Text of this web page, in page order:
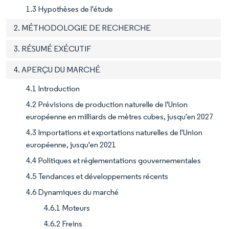
1.3 Hypothèses de l'étude
2. MÉTHODOLOGIE DE RECHERCHE
3. RÉSUMÉ EXÉCUTIF
4. APERÇU DU MARCHÉ
4.1 Introduction
4.2 Prévisions de production naturelle de l'Union
européenne en milliards de mètres cubes, jusqu'en 2027
4.3 Importations et exportations naturelles de l'Union
européenne, jusqu'en 2021
4.4 Politiques et réglementations gouvernementales
4.5 Tendances et développements récents
4.6 Dynamiques du marché
4.6.1 Moteurs
4.6.2 Freins